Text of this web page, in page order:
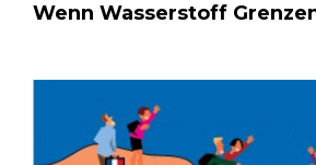
Wenn Wasserstoff